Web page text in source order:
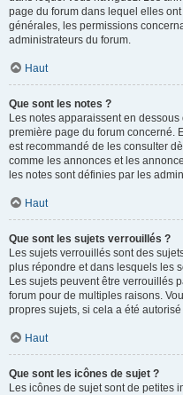
page du forum dans lequel elles
générales, les permissions
administrateurs du forum.
Haut
Que sont les notes ?
Les notes apparaissent en
première page du forum concerné.
est recommandé de les consulter
comme les annonces et les
les notes sont définies par les
Haut
Que sont les sujets verrouillés ?
Les sujets verrouillés sont des
plus répondre et dans lesquels les
Les sujets peuvent être verrouillés
forum pour de multiples raisons.
propres sujets, si cela a été
Haut
Que sont les icônes de sujet ?
Les icônes de sujet sont de petites